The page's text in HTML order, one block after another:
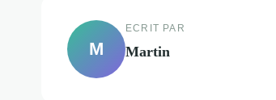
M
ECRIT PAR
Martin